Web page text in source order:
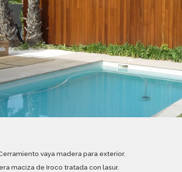
vaya madera para exterior.
maciza de Iroco tratada con lasur.